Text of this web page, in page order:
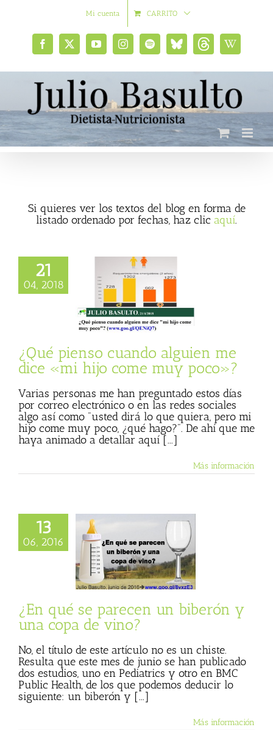
Mi cuenta CARRITO
Facebook
X YouTubeInstagramSpotifyBluesky
social
ThreadsWikipedia
Si quieres ver los textos del blog en forma de
listado ordenado por fechas, haz clic aquí.
21
04, 2018
cuando
dice «mi hijo
¿Qué pienso cuando alguien me
dice «mi hijo come muy poco»?
Varias personas me han preguntado estos días
por correo electrónico o en las redes sociales
algo así como "usted dirá lo que quiera, pero mi
hijo come muy poco, ¿qué hago?". De ahí que me
haya animado a detallar aquí [...]
Más información
13
06, 2016
se parecen un
y una copa de
¿En qué se parecen un biberón y
una copa de vino?
No, el título de este artículo no es un chiste.
Resulta que este mes de junio se han publicado
dos estudios, uno en Pediatrics y otro en BMC
Public Health, de los que podemos deducir lo
siguiente: un biberón y [...]
Más información